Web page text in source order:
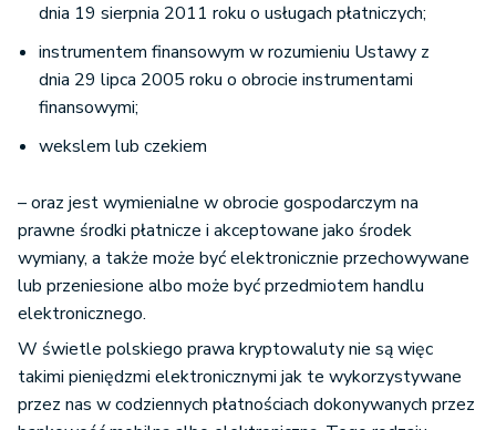
dnia 19 sierpnia 2011 roku o usługach płatniczych;
instrumentem finansowym w rozumieniu Ustawy z
dnia 29 lipca 2005 roku o obrocie instrumentami
finansowymi;
wekslem lub czekiem
– oraz jest wymienialne w obrocie gospodarczym na
prawne środki płatnicze i akceptowane jako środek
wymiany, a także może być elektronicznie przechowywane
lub przeniesione albo może być przedmiotem handlu
elektronicznego.
W świetle polskiego prawa kryptowaluty nie są więc
takimi pieniędzmi elektronicznymi jak te wykorzystywane
przez nas w codziennych płatnościach dokonywanych przez